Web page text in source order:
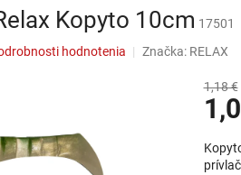
Kopyto 10cm 17501
produktu je 0,0 z 5 hviezdičiek.
hodnotenia Značka: RELAX
1,18 €